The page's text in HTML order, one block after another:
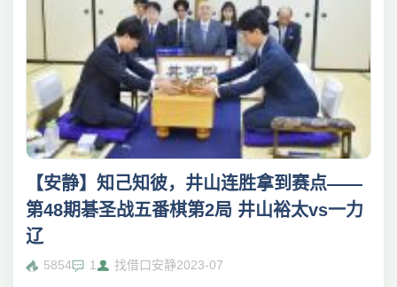
【安静】知己知彼，井山连胜拿到赛点——
第48期碁圣战五番棋第2局 井山裕太vs一力
辽
5854 1 找借口安静2023-07